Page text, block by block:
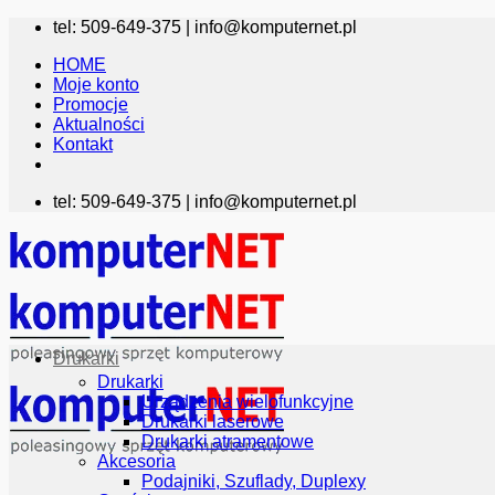
Przewiń
zawartości
tel: 509-649-375 | info@komputernet.pl
HOME
Moje konto
Promocje
Aktualności
Kontakt
tel: 509-649-375 | info@komputernet.pl
Drukarki
Drukarki
Urządzenia wielofunkcyjne
Drukarki laserowe
Drukarki atramentowe
Akcesoria
Podajniki, Szuflady, Duplexy